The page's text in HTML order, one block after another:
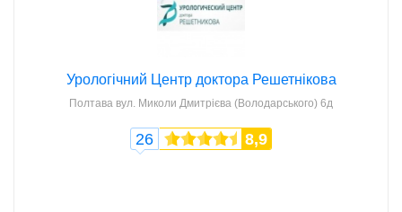
Урологічний Центр доктора Решетнікова
Полтава вул. Миколи Дмитрієва (Володарського) 6д
26 8,9